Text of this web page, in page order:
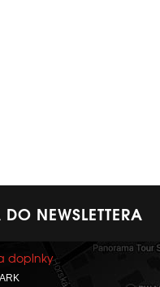
NEWSLETTERA
doplnky